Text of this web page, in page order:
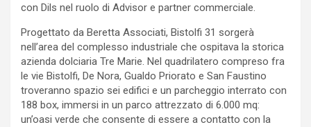
con Dils nel ruolo di Advisor e partner commerciale.
Progettato da Beretta Associati, Bistolfi 31 sorgerà
nell’area del complesso industriale che ospitava la storica
azienda dolciaria Tre Marie. Nel quadrilatero compreso fra
le vie Bistolfi, De Nora, Gualdo Priorato e San Faustino
troveranno spazio sei edifici e un parcheggio interrato con
188 box, immersi in un parco attrezzato di 6.000 mq:
un’oasi verde che consente di essere a contatto con la